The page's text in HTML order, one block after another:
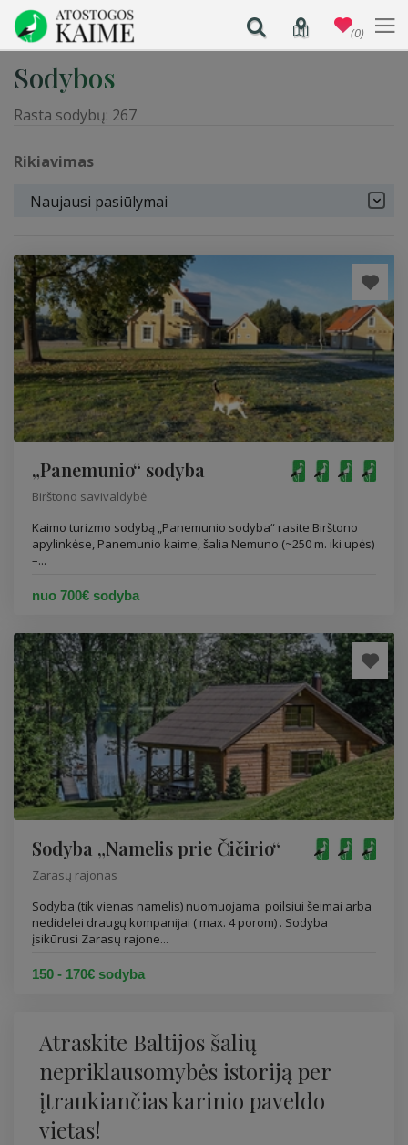
Sodybos
Rasta sodybų: 267
Rikiavimas
Naujausi pasiūlymai
„Panemunio“ sodyba
Birštono savivaldybė
Kaimo turizmo sodybą „Panemunio sodyba“ rasite Birštono
apylinkėse, Panemunio kaime, šalia Nemuno (~250 m. iki upės)
–...
nuo 700€ sodyba
Sodyba „Namelis prie Čičirio“
Zarasų rajonas
Sodyba (tik vienas namelis) nuomuojama poilsiui šeimai arba
nedidelei draugų kompanijai ( max. 4 porom) . Sodyba
įsikūrusi Zarasų rajone...
150 - 170€ sodyba
Atraskite Baltijos šalių
nepriklausomybės istoriją per
įtraukiančias karinio paveldo
vietas!
(0)